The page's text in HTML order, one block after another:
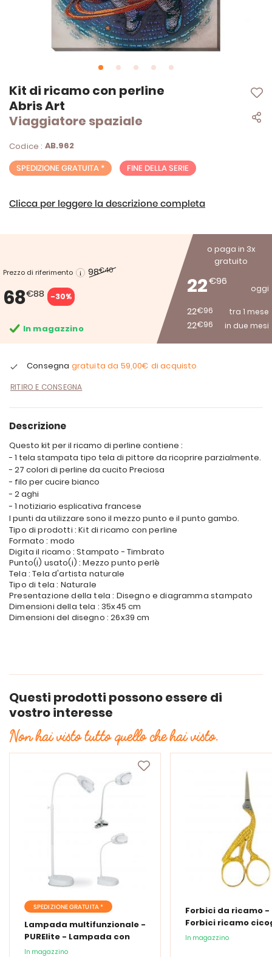
Kit di ricamo con perline
Abris Art
Viaggiatore spaziale
Codice : AB.962
SPEDIZIONE GRATUITA * FINE DELLA SERIE
Clicca per leggere la descrizione completa
Prezzo di riferimento 98€40
68€88 -30%
o paga in 3x
gratuito
22€96
oggi
22€96 tra 1 mese
22€96 in due mesi
In magazzino
Consegna gratuita da 59,00€ di acquisto
RITIRO E CONSEGNA
Vai
all'inizio
della
galleria
immagini
Descrizione
Questo kit per il ricamo di perline contiene :
- 1 tela stampata tipo tela di pittore da ricoprire parzialmente.
- 27 colori di perline da cucito Preciosa
- filo per cucire bianco
- 2 aghi
- 1 notiziario esplicativa francese
I punti da utilizzare sono il mezzo punto e il punto gambo.
Tipo di prodotti : Kit di ricamo con perline
Formato : modo
Digita il ricamo : Stampato - Timbrato
Punto(i) usato(i) : Mezzo punto perlè
Tela : Tela d'artista naturale
Tipo di tela : Naturale
Presentazione della tela : Disegno e diagramma stampato
Dimensioni della tela : 35x45 cm
Dimensioni del disegno : 26x39 cm
Questi prodotti possono essere di
vostro interesse
Non hai visto tutto quello che hai visto.
SPEDIZIONE GRATUITA *
Lampada multifunzionale -
PURElite - Lampada con
lente d'ingrandimento
In magazzino
Forbici da ricamo -
Forbici ricamo
In magazzino